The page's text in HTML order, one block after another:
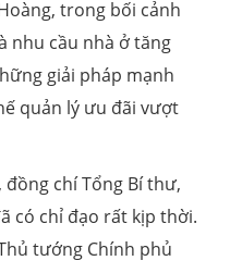
trong bối cảnh
nhu cầu nhà ở tăng
giải pháp mạnh
quản lý ưu đãi vượt
chí Tổng Bí thư,
có chỉ đạo rất kịp thời.
tướng Chính phủ